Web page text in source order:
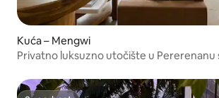
Kuća – Mengwi
Privatno luksuzno utočište u Pererenanu